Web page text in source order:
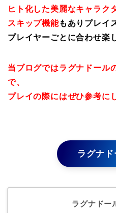
ヒト化した美麗なキャラク
スキップ機能もありプレイ
プレイヤーごとに合わせ楽
当ブログではラグナドール
で、
プレイの際にはぜひ参考に
ラグナ
ラグナドー